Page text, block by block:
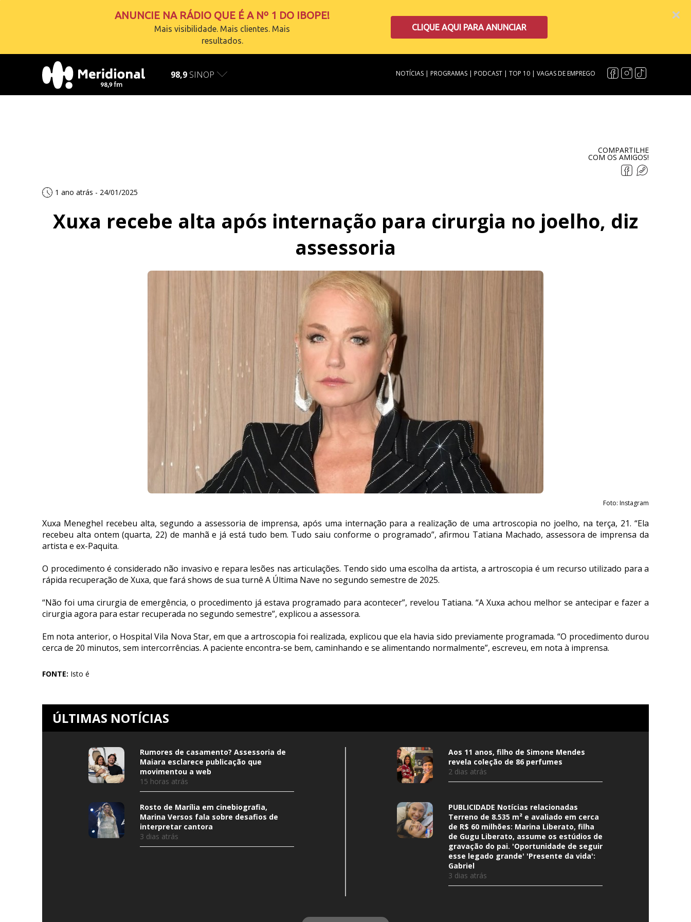
ANUNCIE NA RÁDIO QUE É A Nº 1 DO IBOPE!
Mais visibilidade. Mais clientes. Mais
resultados.
CLIQUE AQUI PARA ANUNCIAR
98,9 SINOP VAGAS DE EMPREGO
|
TOP 10
|
PODCAST
|
PROGRAMAS
|
NOTÍCIAS
COMPARTILHE
COM OS AMIGOS!
1 ano atrás - 24/01/2025
Xuxa recebe alta após internação para cirurgia no joelho, diz
assessoria
Foto: Instagram
Xuxa Meneghel recebeu alta, segundo a assessoria de imprensa, após uma internação para a realização de uma artroscopia no joelho, na terça, 21. “Ela
recebeu alta ontem (quarta, 22) de manhã e já está tudo bem. Tudo saiu conforme o programado”, afirmou Tatiana Machado, assessora de imprensa da
artista e ex-Paquita.
O procedimento é considerado não invasivo e repara lesões nas articulações. Tendo sido uma escolha da artista, a artroscopia é um recurso utilizado para a
rápida recuperação de Xuxa, que fará shows de sua turnê A Última Nave no segundo semestre de 2025.
“Não foi uma cirurgia de emergência, o procedimento já estava programado para acontecer”, revelou Tatiana. “A Xuxa achou melhor se antecipar e fazer a
cirurgia agora para estar recuperada no segundo semestre”, explicou a assessora.
Em nota anterior, o Hospital Vila Nova Star, em que a artroscopia foi realizada, explicou que ela havia sido previamente programada. “O procedimento durou
cerca de 20 minutos, sem intercorrências. A paciente encontra-se bem, caminhando e se alimentando normalmente”, escreveu, em nota à imprensa.
FONTE: Isto é
ÚLTIMAS NOTÍCIAS
Rumores de casamento? Assessoria de
Maiara esclarece publicação que
movimentou a web
15 horas atrás
Aos 11 anos, filho de Simone Mendes
revela coleção de 86 perfumes
2 dias atrás
Rosto de Marília em cinebiografia,
Marina Versos fala sobre desafios de
interpretar cantora
3 dias atrás
PUBLICIDADE Notícias relacionadas
Terreno de 8.535 m² e avaliado em cerca
de R$ 60 milhões: Marina Liberato, filha
de Gugu Liberato, assume os estúdios de
gravação do pai. 'Oportunidade de seguir
esse legado grande' 'Presente da vida':
Gabriel
3 dias atrás